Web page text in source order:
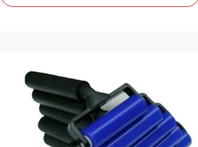
is effectual in adhering to hair, scurf, dust or
Reusable Silicone Sticky Roller Materials
Silicone Roller+Plastic Handle Standard